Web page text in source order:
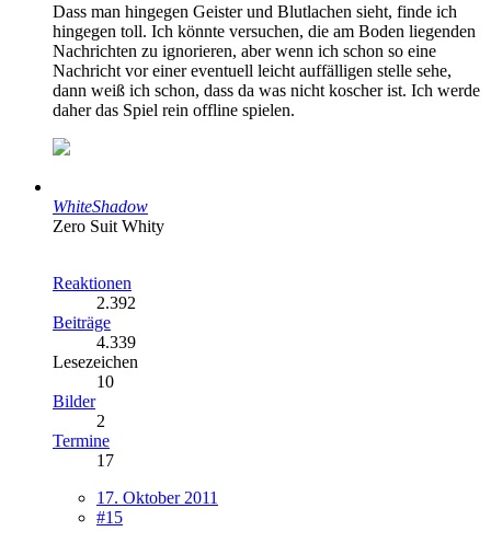
Dass man hingegen Geister und Blutlachen sieht, finde ich
hingegen toll. Ich könnte versuchen, die am Boden liegenden
Nachrichten zu ignorieren, aber wenn ich schon so eine
Nachricht vor einer eventuell leicht auffälligen stelle sehe,
dann weiß ich schon, dass da was nicht koscher ist. Ich werde
daher das Spiel rein offline spielen.
WhiteShadow
Zero Suit Whity
Reaktionen
2.392
Beiträge
4.339
Lesezeichen
10
Bilder
2
Termine
17
17. Oktober 2011
#15